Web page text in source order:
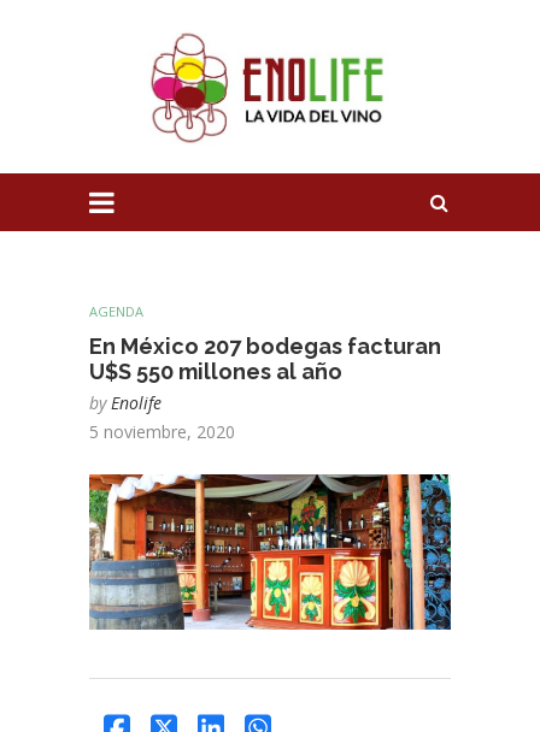
AGENDA
En México 207 bodegas facturan
U$S 550 millones al año
by Enolife
5 noviembre, 2020